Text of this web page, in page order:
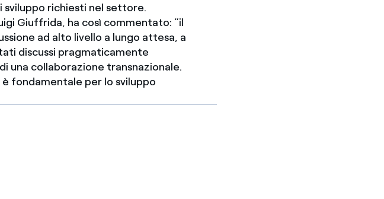
richiesti nel settore.
Giuffrida, ha così commentato: “il
ad alto livello a lungo attesa, a
discussi pragmaticamente
una collaborazione transnazionale.
fondamentale per lo sviluppo